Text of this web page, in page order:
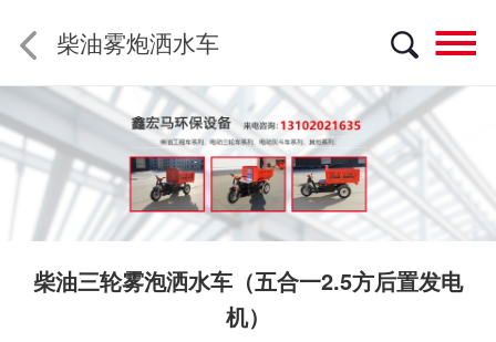
柴油雾炮洒水车
柴油三轮雾泡洒水车（五合一2.5方后置发电
机）